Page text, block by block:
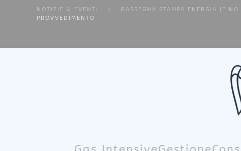
NOTIZIE & EVENTI RASSEGNA STAMPA ENERGIA
PROVVEDIMENTO